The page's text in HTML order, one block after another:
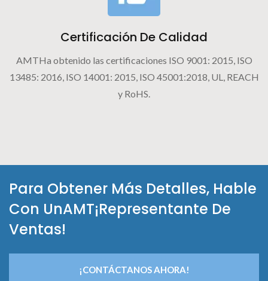
Certificación De Calidad
AMTHa obtenido las certificaciones ISO 9001: 2015, ISO
13485: 2016, ISO 14001: 2015, ISO 45001:2018, UL, REACH
y RoHS.
Para Obtener Más Detalles, Hable
Con UnAMT¡Representante De
Ventas!
¡CONTÁCTANOS AHORA!